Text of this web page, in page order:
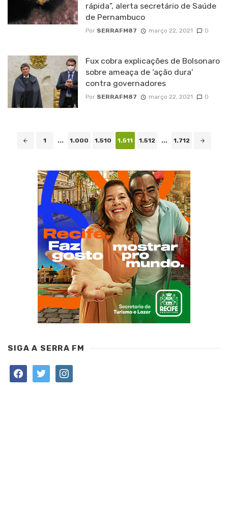
rápida”, alerta secretário de Saúde
de Pernambuco
Por SERRAFM87 março 22, 2021 0
Fux cobra explicações de Bolsonaro
sobre ameaça de ‘ação dura’
contra governadores
Por SERRAFM87 março 22, 2021 0
Navegação
1 ... 1.000 1.510 1.511 1.512 ... 1.712
SIGA A SERRA FM
facebooktwitter instagram